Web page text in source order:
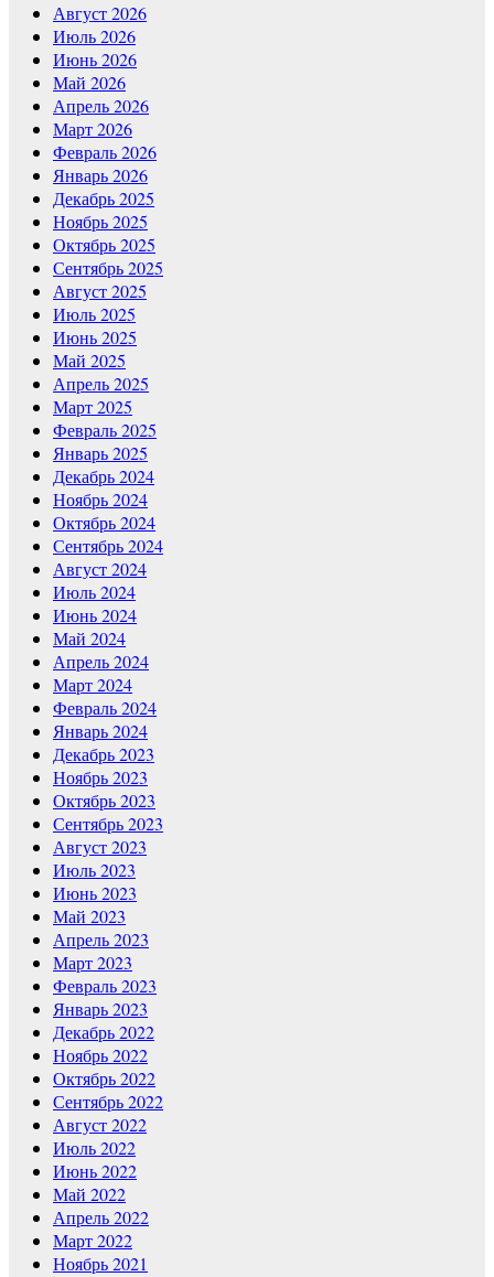
Август 2026
Июль 2026
Июнь 2026
Май 2026
Апрель 2026
Март 2026
Февраль 2026
Январь 2026
Декабрь 2025
Ноябрь 2025
Октябрь 2025
Сентябрь 2025
Август 2025
Июль 2025
Июнь 2025
Май 2025
Апрель 2025
Март 2025
Февраль 2025
Январь 2025
Декабрь 2024
Ноябрь 2024
Октябрь 2024
Сентябрь 2024
Август 2024
Июль 2024
Июнь 2024
Май 2024
Апрель 2024
Март 2024
Февраль 2024
Январь 2024
Декабрь 2023
Ноябрь 2023
Октябрь 2023
Сентябрь 2023
Август 2023
Июль 2023
Июнь 2023
Май 2023
Апрель 2023
Март 2023
Февраль 2023
Январь 2023
Декабрь 2022
Ноябрь 2022
Октябрь 2022
Сентябрь 2022
Август 2022
Июль 2022
Июнь 2022
Май 2022
Апрель 2022
Март 2022
Ноябрь 2021